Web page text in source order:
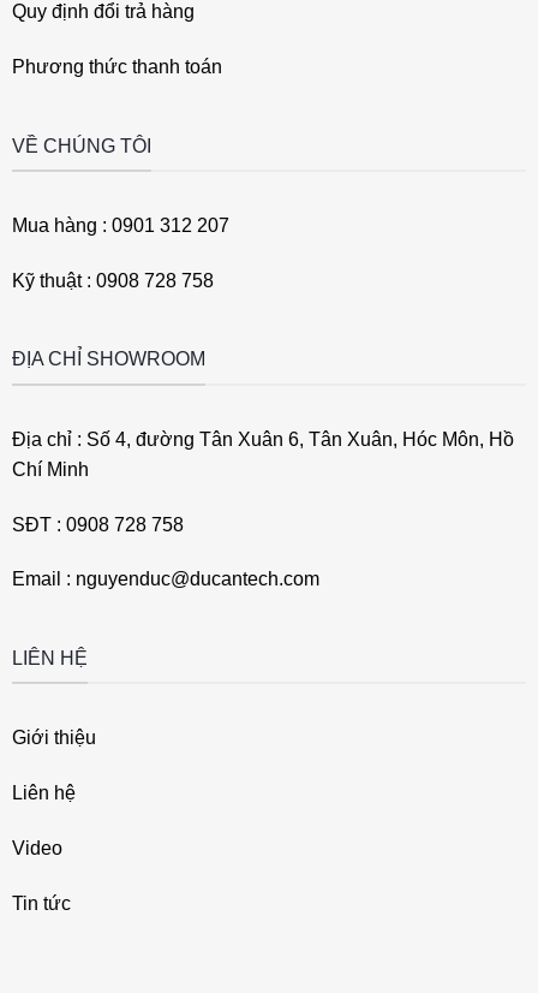
Quy định đổi trả hàng
Phương thức thanh toán
VỀ CHÚNG TÔI
Mua hàng : 0901 312 207
Kỹ thuật : 0908 728 758
ĐỊA CHỈ SHOWROOM
Địa chỉ : Số 4, đường Tân Xuân 6, Tân Xuân, Hóc Môn, Hồ
Chí Minh
SĐT : 0908 728 758
Email : nguyenduc@ducantech.com
LIÊN HỆ
Giới thiệu
Liên hệ
Video
Tin tức